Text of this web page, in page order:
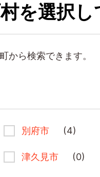
を選択し
から検索できます。
別府市 (4)
津久見市 (0)